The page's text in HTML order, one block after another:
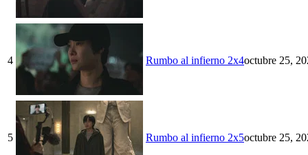
4 Rumbo al infierno 2x4octubre 25,
5 Rumbo al infierno 2x5octubre 25,